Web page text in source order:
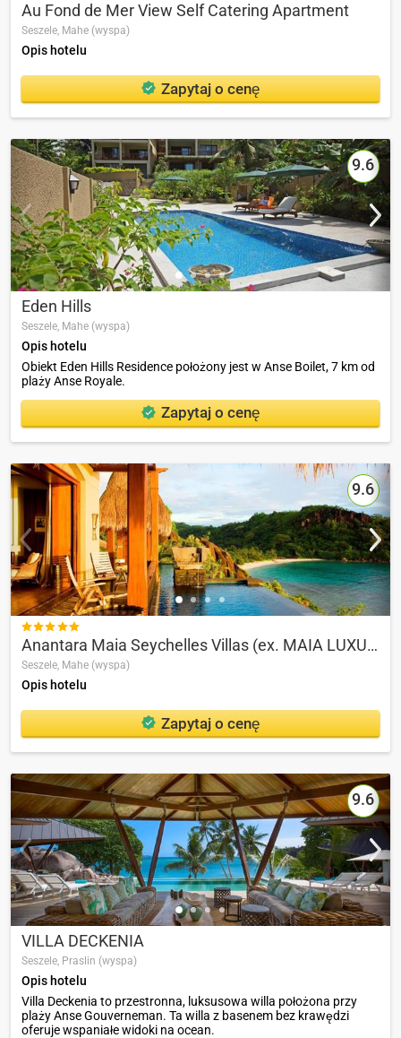
Au Fond de Mer View Self Catering Apartment
Seszele, Mahe (wyspa)
Opis hotelu
Zapytaj o cenę
9.6
Eden Hills
Seszele, Mahe (wyspa)
Opis hotelu
Obiekt Eden Hills Residence położony jest w Anse Boilet, 7 km od
plaży Anse Royale.
Zapytaj o cenę
9.6

Anantara Maia Seychelles Villas (ex. MAIA LUXURY RESORT & SPA)
Seszele, Mahe (wyspa)
Opis hotelu
Zapytaj o cenę
9.6
VILLA DECKENIA
Seszele, Praslin (wyspa)
Opis hotelu
Villa Deckenia to przestronna, luksusowa willa położona przy
plaży Anse Gouverneman. Ta willa z basenem bez krawędzi
oferuje wspaniałe widoki na ocean.